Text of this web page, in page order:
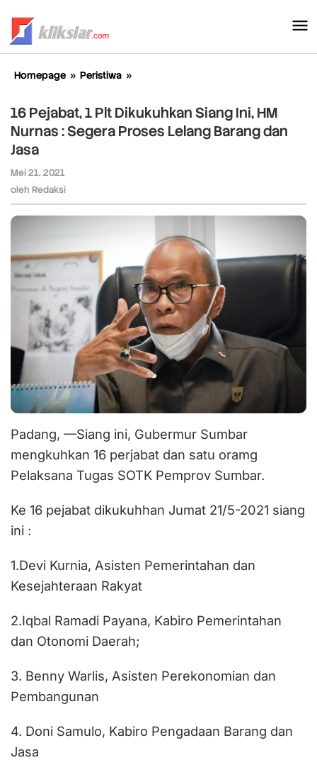
konten
Homepage » Peristiwa »
Plt
Dikukuhkan
:
Proses
Lelang
Barang
dan
Jasa
16 Pejabat, 1 Plt Dikukuhkan Siang Ini, HM
Nurnas : Segera Proses Lelang Barang dan
Jasa
Mei 21, 2021
oleh Redaksi
Padang, —Siang ini, Gubermur Sumbar
mengkuhkan 16 perjabat dan satu oramg
Pelaksana Tugas SOTK Pemprov Sumbar.
Ke 16 pejabat dikukuhhan Jumat 21/5-2021 siang
ini :
1.Devi Kurnia, Asisten Pemerintahan dan
Kesejahteraan Rakyat
2.Iqbal Ramadi Payana, Kabiro Pemerintahan
dan Otonomi Daerah;
3. Benny Warlis, Asisten Perekonomian dan
Pembangunan
4. Doni Samulo, Kabiro Pengadaan Barang dan
Jasa